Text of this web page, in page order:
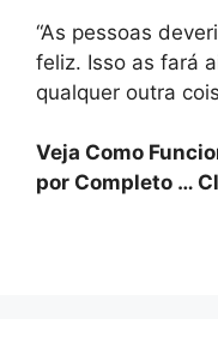
“As pessoas
feliz. Isso as fará
qualquer outra
Veja Como
por Completo …